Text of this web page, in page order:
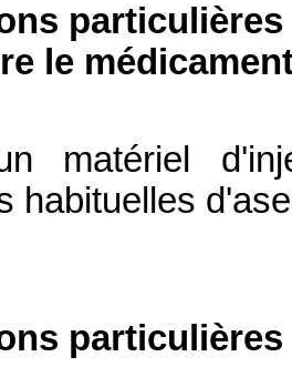
le
matériel
habituelles